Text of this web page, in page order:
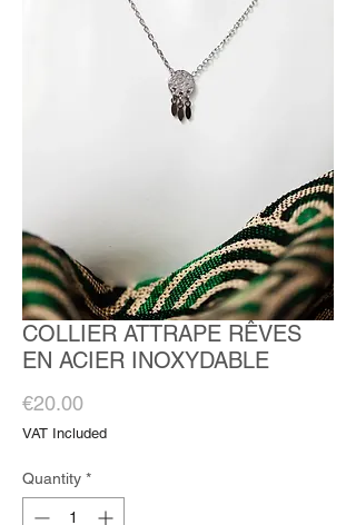
COLLIER ATTRAPE RÊVES
EN ACIER INOXYDABLE
€20.00Price
VAT Included
Quantity *